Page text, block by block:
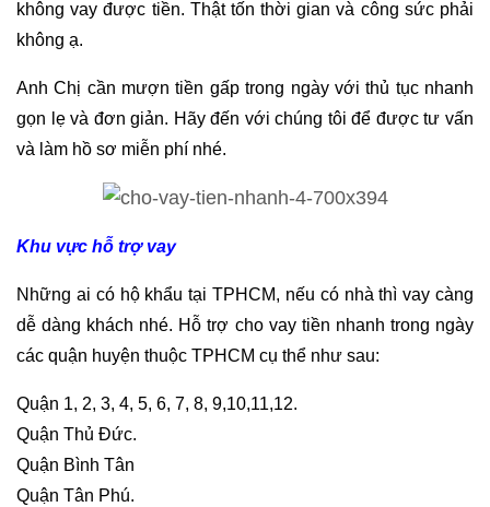
không vay được tiền. Thật tốn thời gian và công sức phải
không ạ.
Anh Chị cần mượn tiền gấp trong ngày với thủ tục nhanh
gọn lẹ và đơn giản. Hãy đến với chúng tôi để được tư vấn
và làm hồ sơ miễn phí nhé.
Khu vực hỗ trợ vay
Những ai có hộ khẩu tại TPHCM, nếu có nhà thì vay càng
dễ dàng khách nhé. Hỗ trợ cho vay tiền nhanh trong ngày
các quận huyện thuộc TPHCM cụ thể như sau:
Quận 1, 2, 3, 4, 5, 6, 7, 8, 9,10,11,12.
Quận Thủ Đức.
Quận Bình Tân
Quận Tân Phú.